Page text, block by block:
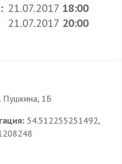
21.07.2017 18:00
21.07.2017 20:00
Пушкина, 1Б
54.512255251492,